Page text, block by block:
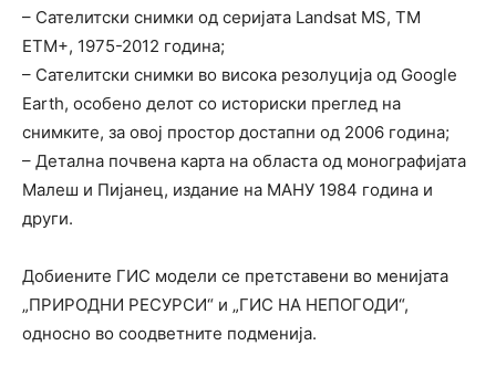
– Сателитски снимки од серијата Landsat MS, TM
ETM+, 1975-2012 година;
– Сателитски снимки во висока резолуција од Google
Earth, особено делот со исто­ри­ски преглед на
снимките, за овој простор достапни од 2006 година;
– Детална почвена карта на областа од монографијата
Малеш и Пијанец, издание на МАНУ 1984 година и
други.
Добиените ГИС модели се претставени во менијата
„ПРИРОДНИ РЕСУРСИ“ и „ГИС НА НЕПОГОДИ“,
односно во соодветните подменија.